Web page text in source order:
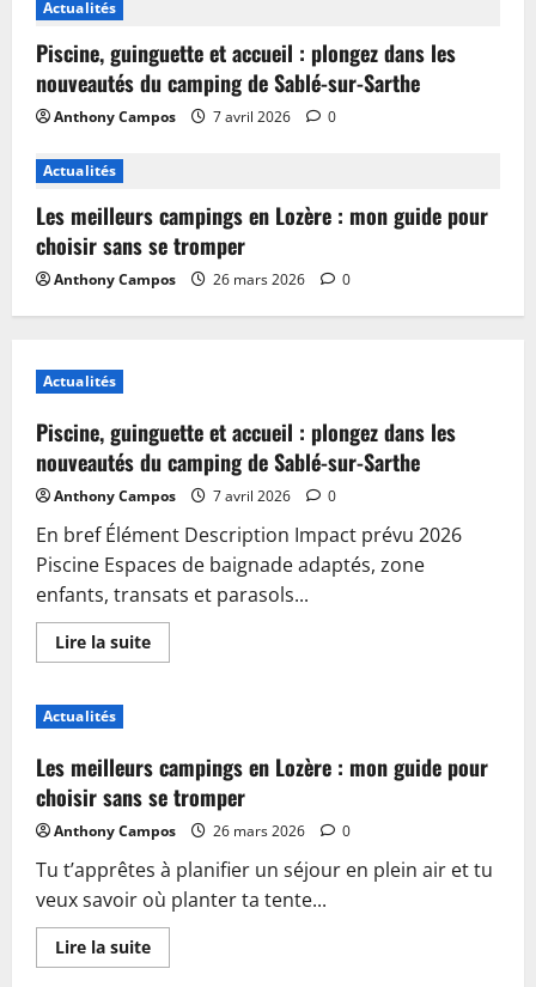
Actualités
Piscine, guinguette et accueil : plongez dans les
nouveautés du camping de Sablé-sur-Sarthe
Anthony Campos 7 avril 2026 0
Actualités
Les meilleurs campings en Lozère : mon guide pour
choisir sans se tromper
Anthony Campos 26 mars 2026 0
Actualités
Piscine, guinguette et accueil : plongez dans les
nouveautés du camping de Sablé-sur-Sarthe
Anthony Campos 7 avril 2026 0
En bref Élément Description Impact prévu 2026
Piscine Espaces de baignade adaptés, zone
enfants, transats et parasols...
Lire la suiteEn
savoir
accueil
:
plongez
dans
les
nouveautés
du
camping
de
Sablé-
sur-
Sarthe
Actualités
Les meilleurs campings en Lozère : mon guide pour
choisir sans se tromper
Anthony Campos 26 mars 2026 0
Tu t’apprêtes à planifier un séjour en plein air et tu
veux savoir où planter ta tente...
Lire la suiteEn
savoir